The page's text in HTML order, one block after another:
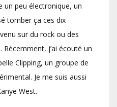
un peu électronique, un
tomber ça ces dix
sur du rock ou des
j’ai écouté un
Clipping, un groupe de
Je me suis aussi
West.